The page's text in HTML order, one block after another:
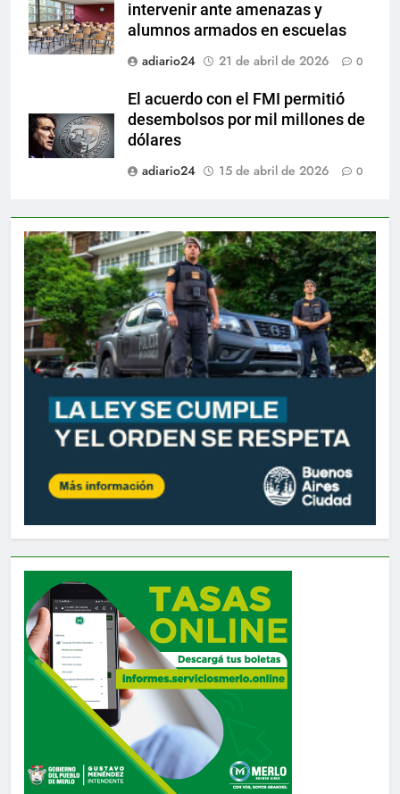
intervenir ante amenazas y
alumnos armados en escuelas
adiario24
21 de abril de 2026 0
El acuerdo con el FMI permitió
desembolsos por mil millones de
dólares
adiario24
15 de abril de 2026 0